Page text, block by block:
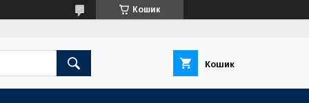
Кошик
Кошик